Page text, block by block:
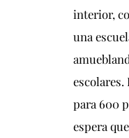
interior,
una
para 600
espera